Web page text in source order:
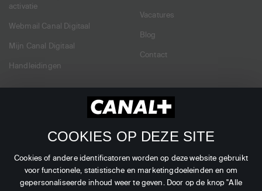
COOKIES OP DEZE SITE
Cookies of andere identificatoren worden op deze website gebruikt
voor functionele, statistische en marketingdoeleinden en om
gepersonaliseerde inhoud weer te geven. Door op de knop "Alle
activatie
Webmail Canal Digitaal
Mijn Canal Digitaal
Handleidingen
Vacatures
Blog
Contact
Dealer Login
Zakelijk
Branches
Zenders